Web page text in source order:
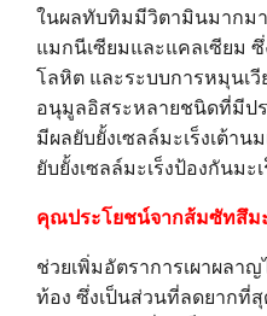
ในผลทับทิมมีวิตามินมากม
แมกนีเซียมและแคลเซียม
โลหิต และระบบการหมุนเ
อนุมูลอิสระหลายชนิดที่มีป
มีผลยับยั้งเซลล์มะเร็งเต้า
ยับยั้งเซลล์มะเร็งป้องกันมะ
คุณประโยชน์จากส้มซัทสึม
ช่วยเพิ่มอัตราการเผาผลา
ท้อง ซึ่งเป็นส่วนที่ลดยากที่